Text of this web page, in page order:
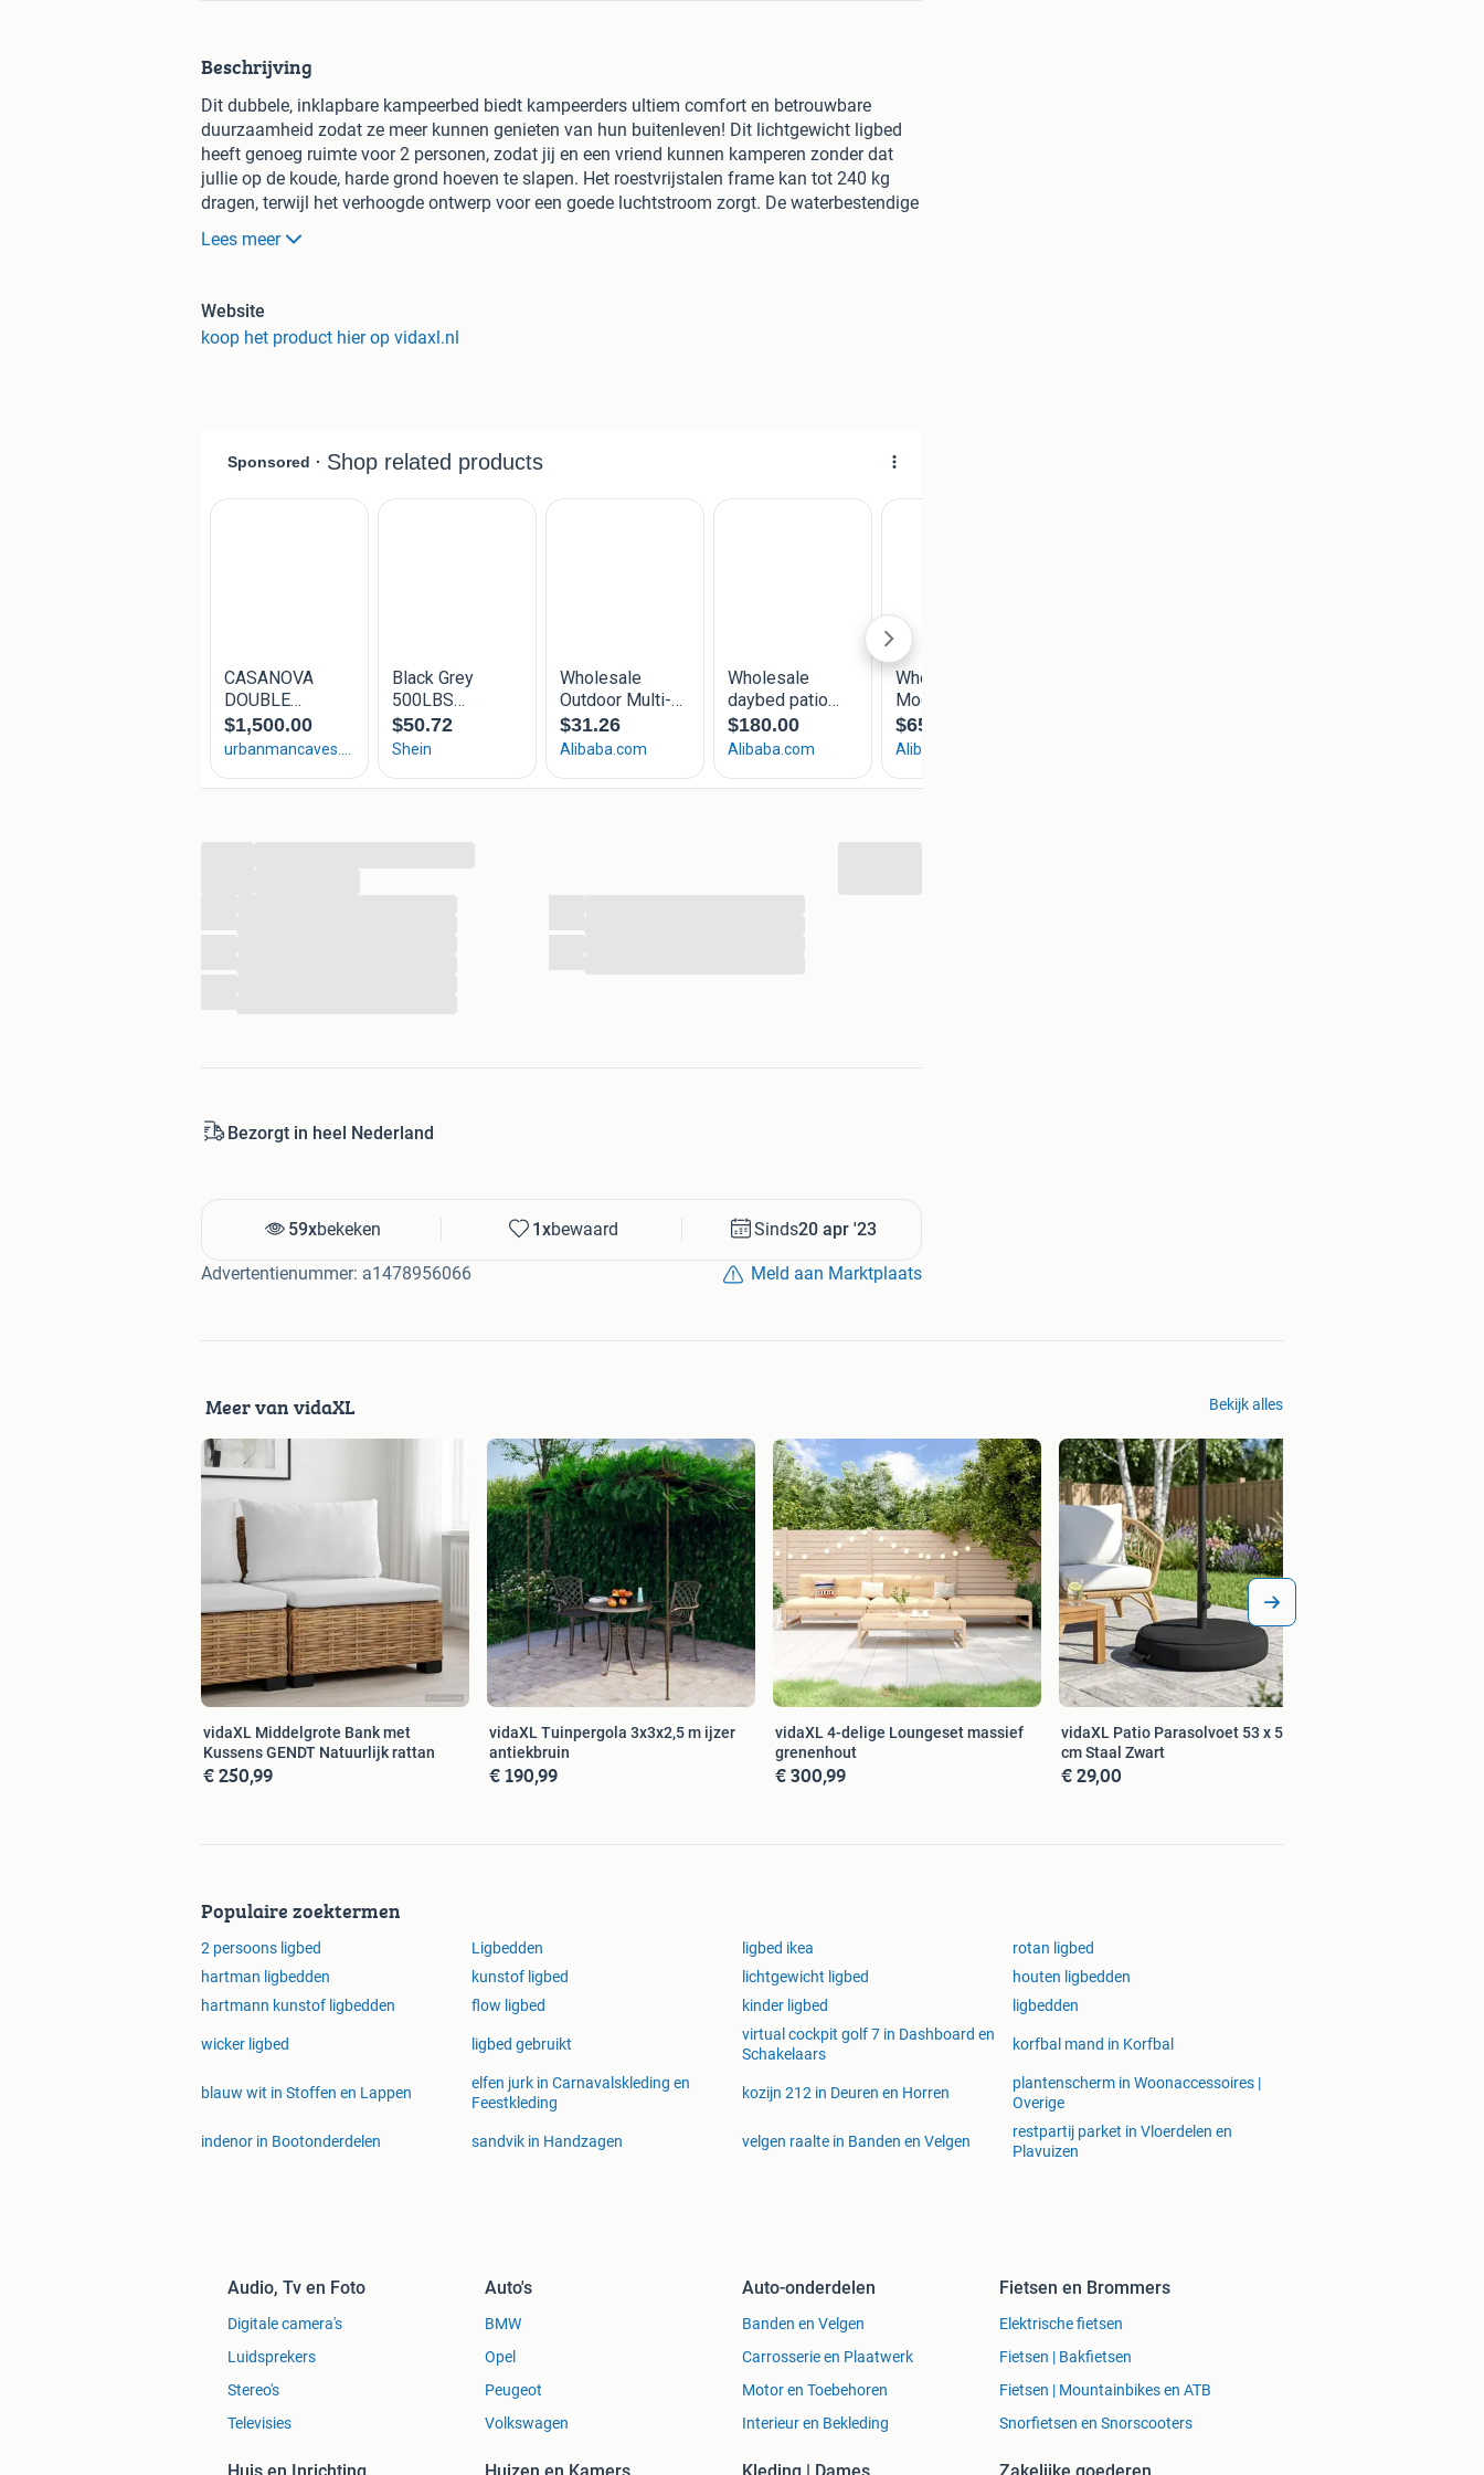
Beschrijving
Dit dubbele, inklapbare kampeerbed biedt kampeerders ultiem comfort en betrouwbare
duurzaamheid zodat ze meer kunnen genieten van hun buitenleven! Dit lichtgewicht ligbed
heeft genoeg ruimte voor 2 personen, zodat jij en een vriend kunnen kamperen zonder dat
jullie op de koude, harde grond hoeven te slapen. Het roestvrijstalen frame kan tot 240 kg
dragen, terwijl het verhoogde ontwerp voor een goede luchtstroom zorgt. De waterbestendige
600D polyester stof is bestand tegen jarenlang gebruik zonder doorzakken en houdt je droog
tijdens het kamperen in een vochtige omgeving. Het zonnebed is inklapbaar voor
Kleur: zwart
Inklapbaar voor eenvoudige opslag en transport
woonkamer, slaapkamer, tuinmeubelen en gereedschappen, alsmede gespecialiseerde
Voordelig huismerk
Uitgebreid assortiment op voorraad
Retourneren kan binnen 30 dagen
Nieuwe winkels in Zaandam en Tilburg
Lees meer
Website
koop het product hier op vidaxl.nl
Bezorgt in heel Nederland
59xbekeken 1xbewaard Sinds20 apr '23
Advertentienummer: a1478956066 Meld aan Marktplaats
Meer van vidaXL Bekijk alles
vidaXL Middelgrote Bank met
Kussens GENDT Natuurlijk rattan
€ 250,99
vidaXL Tuinpergola 3x3x2,5 m ijzer
antiekbruin
€ 190,99
vidaXL 4-delige Loungeset massief
grenenhout
€ 300,99
vidaXL Patio Parasolvoet 53 x 53 x 40
cm Staal Zwart
€ 29,00
Populaire zoektermen
2 persoons ligbed Ligbedden ligbed ikea
rotan ligbed
hartman ligbedden
kunstof ligbed lichtgewicht ligbed
houten ligbedden
hartmann kunstof ligbedden
flow ligbed kinder ligbed ligbedden
wicker ligbed ligbed gebruikt
virtual cockpit golf 7 in Dashboard en
Schakelaars
korfbal mand in Korfbal
blauw wit in Stoffen en Lappen
elfen jurk in Carnavalskleding en
Feestkleding
kozijn 212 in Deuren en Horren
plantenscherm in Woonaccessoires |
Overige
indenor in Bootonderdelen sandvik in Handzagen velgen raalte in Banden en Velgen
restpartij parket in Vloerdelen en
Plavuizen
Audio, Tv en Foto
Digitale camera's
Luidsprekers
Stereo's
Televisies
Auto's
BMW
Opel
Peugeot
Volkswagen
Auto-onderdelen
Banden en Velgen
Carrosserie en Plaatwerk
Motor en Toebehoren
Interieur en Bekleding
Fietsen en Brommers
Elektrische fietsen
Fietsen | Bakfietsen
Fietsen | Mountainbikes en ATB
Snorfietsen en Snorscooters